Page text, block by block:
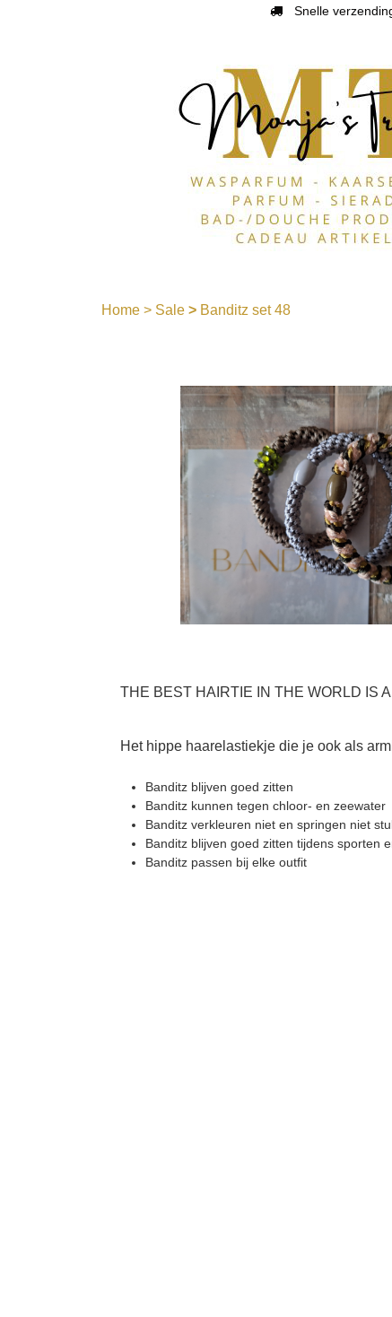
Snelle
Home > Sale > Banditz set 48
THE BEST HAIRTIE IN THE WORLD IS
Het hippe haarelastiekje die je ook als
Banditz blijven goed zitten
Banditz kunnen tegen chloor- en zeewater
Banditz verkleuren niet en springen niet
Banditz blijven goed zitten tijdens sporten
Banditz passen bij elke outfit